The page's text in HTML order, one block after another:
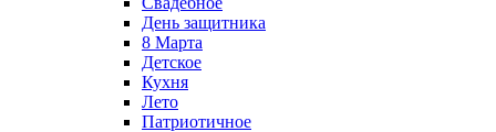
День защитника
8 Марта
Детское
Кухня
Лето
Патриотичное